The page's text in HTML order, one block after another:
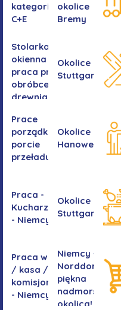
kategorii
C+E
okolice
Bremy
Stolarka
okienna -
praca przy
obróbce
drewnianych
okiennych
Okolice
Stuttgartu
Prace
porządkowe w
porcie
przeładunkowym
Okolice
Hanoweru
Praca -
Kucharz/kucharka
- Niemcy
Okolice
Stuttgartu
Praca w sklepie
/ kasa /
komisjonowanie
- Niemcy
Niemcy -
Norddorf -
piękna
nadmorska
okolica!